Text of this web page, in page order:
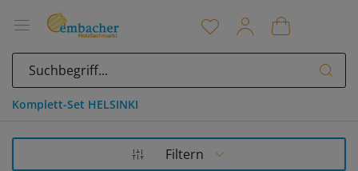
Komplett-Set HELSINKI
Filtern